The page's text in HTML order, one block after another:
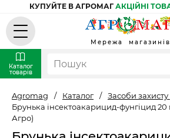
КУПУЙТЕ В АГРОМАГ АКЦІЙНІ
Мережа магазинів
Каталог
товарів
Agromag / Каталог / Засоби
Брунька інсектоакарицид-фунгіцид
Агро)